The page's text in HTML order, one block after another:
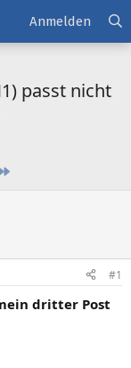
Anmelden
passt nicht
#1
dritter Post